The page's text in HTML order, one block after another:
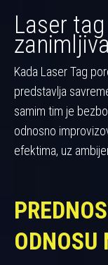
Laser
Kada Laser Tag
predstavlja
samim tim je
odnosno
efektima, uz